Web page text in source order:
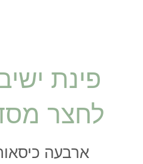
פינת
לחצר
ארבעה